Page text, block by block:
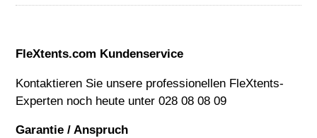
FleXtents.com Kundenservice
Kontaktieren Sie unsere professionellen FleXtents-
Experten noch heute unter028 08 08 09
Garantie / Anspruch